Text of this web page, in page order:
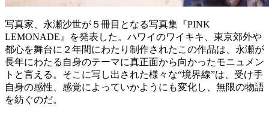
写真家、永瀬沙世が５冊目となる写真集『PINK
LEMONADE』を発表した。ハワイのワイキキ、東京郊外や
都心を舞台に２年間にわたり制作されたこの作品は、永瀬が
長年にわたる自身のテーマに真正面から向かったモニュメン
トと言える。そこに写し出された様々な“境界線”は、受け手
自身の感性、感覚によっていかようにも変化し、無限の物語
を紡ぐのだ。